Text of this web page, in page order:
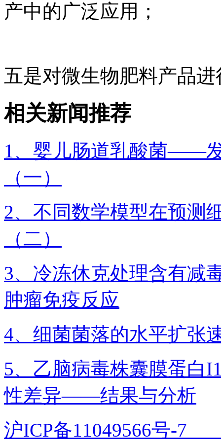
产中的广泛应用；
五是对微生物肥料产品
相关新闻推荐
1、婴儿肠道乳酸菌——
（一）
2、不同数学模型在预测
（二）
3、冷冻休克处理含有减
肿瘤免疫反应
4、细菌菌落的水平扩张
5、乙脑病毒株囊膜蛋白
性差异——结果与分析
沪ICP备11049566号